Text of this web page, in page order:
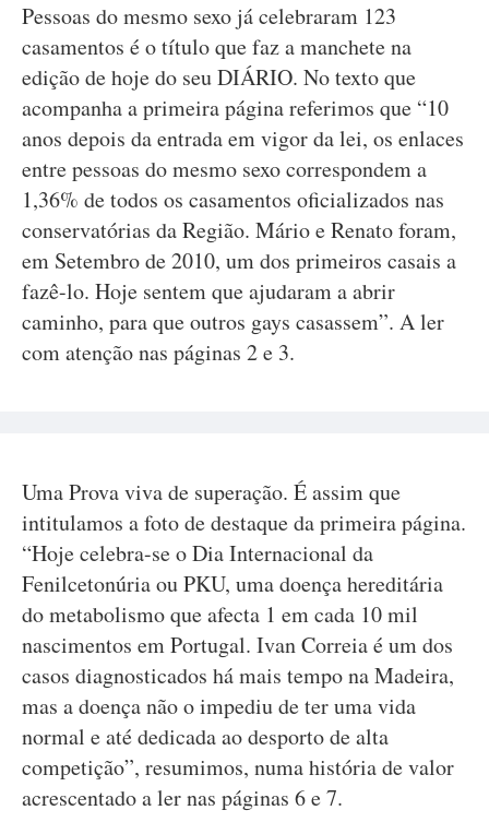
Pessoas do mesmo sexo já celebraram 123
casamentos é o título que faz a manchete na
edição de hoje do seu DIÁRIO. No texto que
acompanha a primeira página referimos que “10
anos depois da entrada em vigor da lei, os enlaces
entre pessoas do mesmo sexo correspondem a
1,36% de todos os casamentos oficializados nas
conservatórias da Região. Mário e Renato foram,
em Setembro de 2010, um dos primeiros casais a
fazê-lo. Hoje sentem que ajudaram a abrir
caminho, para que outros gays casassem”. A ler
com atenção nas páginas 2 e 3.
Uma Prova viva de superação. É assim que
intitulamos a foto de destaque da primeira página.
“Hoje celebra-se o Dia Internacional da
Fenilcetonúria ou PKU, uma doença hereditária
do metabolismo que afecta 1 em cada 10 mil
nascimentos em Portugal. Ivan Correia é um dos
casos diagnosticados há mais tempo na Madeira,
mas a doença não o impediu de ter uma vida
normal e até dedicada ao desporto de alta
competição”, resumimos, numa história de valor
acrescentado a ler nas páginas 6 e 7.